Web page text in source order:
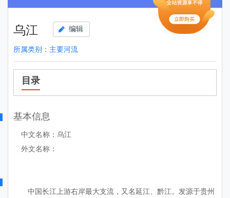
乌江 编辑
所属类别： 主要河流
目录
基本信息
中文名称：乌江
外文名称：
中国长江上游右岸最大支流，又名延江、 黔江。发源于贵州